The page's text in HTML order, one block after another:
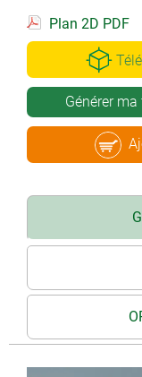
Plan 2D PDF
Générer